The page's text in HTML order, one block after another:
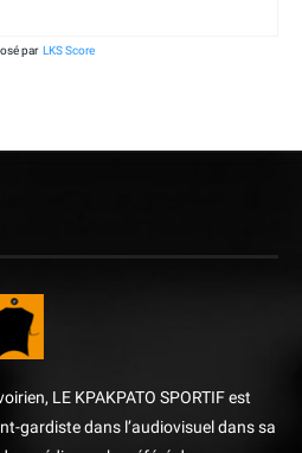
par LKS Score
LE KPAKPATO SPORTIF est
gardiste dans l’audiovisuel dans sa